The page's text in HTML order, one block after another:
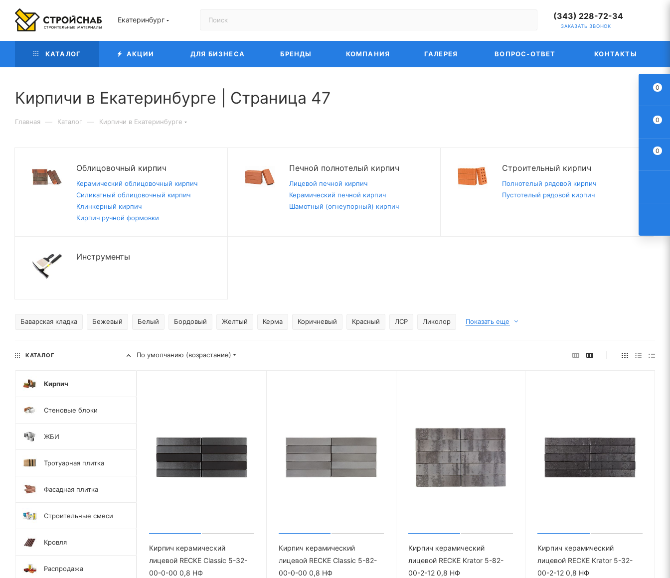
Екатеринбург (343) 228-72-34
ЗАКАЗАТЬ ЗВОНОК
КАТАЛОГ АКЦИИ ДЛЯ БИЗНЕСА БРЕНДЫ КОМПАНИЯ ГАЛЕРЕЯ ВОПРОС-ОТВЕТ КОНТАКТЫ
Кирпичи в Екатеринбурге | Страница 47
Главная — Каталог — Кирпичи в Екатеринбурге
Облицовочный кирпич
Керамический облицовочный кирпич
Силикатный облицовочный кирпич
Клинкерный кирпич
Кирпич ручной формовки
Печной полнотелый кирпич
Лицевой печной кирпич
Керамический печной кирпич
Шамотный (огнеупорный) кирпич
Строительный кирпич
Полнотелый рядовой кирпич
Пустотелый рядовой кирпич
Инструменты
Баварская кладка Бежевый Белый Бордовый Желтый Керма Коричневый Красный ЛСР Ликолор Показать еще
По умолчанию (возрастание)
Кирпич керамический
лицевой RECKE Сlassic 5-32-
00-0-00 0,8 НФ
Кирпич керамический
лицевой RECKE Сlassic 5-82-
00-0-00 0,8 НФ
Кирпич керамический
лицевой RECKE Krator 5-82-
00-2-12 0,8 НФ
Кирпич керамический
лицевой RECKE Krator 5-32-
00-2-12 0,8 НФ
КАТАЛОГ
Кирпич
Стеновые блоки
ЖБИ
Тротуарная плитка
Фасадная плитка
Строительные смеси
Кровля
Распродажа
0
0
0